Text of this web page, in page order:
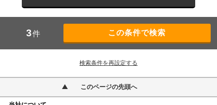
3件
検索条件を再設定する
このページの先頭へ